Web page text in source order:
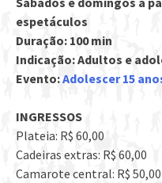
espetáculos
Duração: 100 min
Indicação: Adultos e
Evento:Adolescer 15
INGRESSOS
Plateia: R$ 60,00
Cadeiras extras: R$ 60,00
Camarote central: R$ 50,00